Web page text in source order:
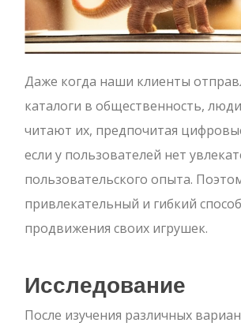
Даже когда наши клиенты
каталоги в общественность,
читают их, предпочитая
если у пользователей нет
пользовательского опыта.
привлекательный и гибкий способ
продвижения своих игрушек.
Исследование
После изучения различных